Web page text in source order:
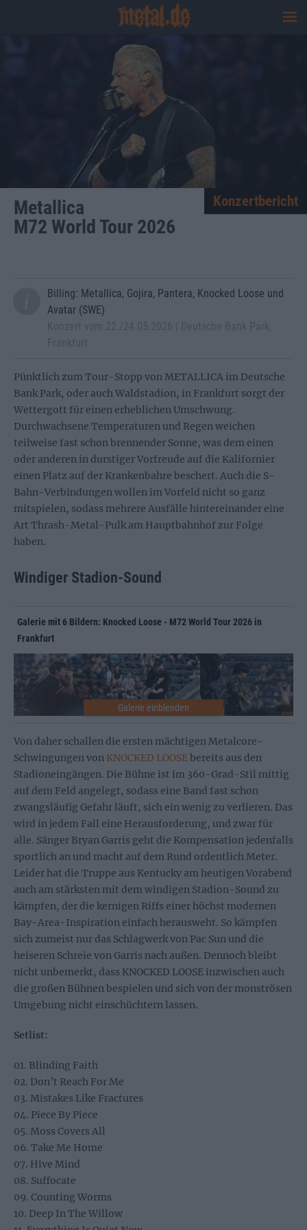
Metallica
M72 World Tour 2026
Konzertbericht
Billing: Metallica, Gojira, Pantera, Knocked Loose und
Avatar (SWE)
Pünktlich zum Tour-Stopp von METALLICA im Deutsche
Bank Park, oder auch Waldstadion, in Frankfurt sorgt der
Wettergott für einen erheblichen Umschwung.
Durchwachsene Temperaturen und Regen weichen
teilweise fast schon brennender Sonne, was dem einen
oder anderen in durstiger Vorfreude auf die Kalifornier
einen Platz auf der Krankenbahre beschert. Auch die S-
Bahn-Verbindungen wollen im Vorfeld nicht so ganz
mitspielen, sodass mehrere Ausfälle hintereinander eine
Art Thrash-Metal-Pulk am Hauptbahnhof zur Folge
haben.
Windiger Stadion-Sound
Galerie mit 6 Bildern: Knocked Loose - M72 World Tour 2026 in
Frankfurt
Von daher schallen die ersten mächtigen Metalcore-
Schwingungen von KNOCKED LOOSE bereits aus den
Stadioneingängen. Die Bühne ist im 360-Grad-Stil mittig
auf dem Feld angelegt, sodass eine Band fast schon
zwangsläufig Gefahr läuft, sich ein wenig zu verlieren. Das
wird in jedem Fall eine Herausforderung, und zwar für
alle. Sänger Bryan Garris geht die Kompensation jedenfalls
sportlich an und macht auf dem Rund ordentlich Meter.
Leider hat die Truppe aus Kentucky am heutigen Vorabend
auch am stärksten mit dem windigen Stadion-Sound zu
kämpfen, der die kernigen Riffs einer höchst modernen
Bay-Area-Inspiration einfach herausweht. So kämpfen
sich zumeist nur das Schlagwerk von Pac Sun und die
heiseren Schreie von Garris nach außen. Dennoch bleibt
nicht unbemerkt, dass KNOCKED LOOSE inzwischen auch
die großen Bühnen bespielen und sich von der monströsen
Umgebung nicht einschüchtern lassen.
Setlist:
01. Blinding Faith
02. Don’t Reach For Me
03. Mistakes Like Fractures
04. Piece By Piece
05. Moss Covers All
06. Take Me Home
07. Hive Mind
08. Suffocate
09. Counting Worms
10. Deep In The Willow